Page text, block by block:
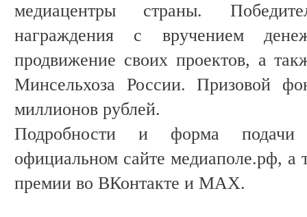
медиацентры страны.
награждения с вручением
продвижение своих проектов, а
Минсельхоза России. Призовой
миллионов рублей.
Подробности и форма
официальном сайте медиаполе.рф, а
премии во ВКонтакте и MAX.